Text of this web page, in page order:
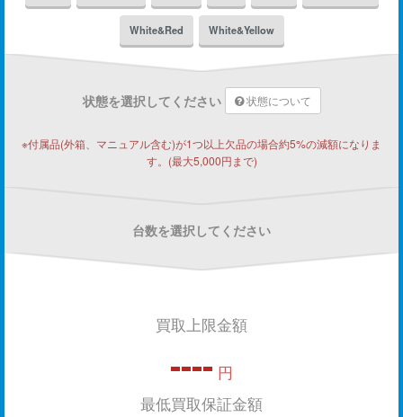
White&Red White&Yellow
状態を選択してください 状態について
※付属品(外箱、マニュアル含む)が1つ以上欠品の場合約5%の減額になりま
す。(最大5,000円まで)
台数を選択してください
買取上限金額
---- 円
最低買取保証金額